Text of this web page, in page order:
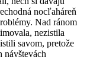
nocľaháreň
Nad ránom
nezistila
savom, pretože